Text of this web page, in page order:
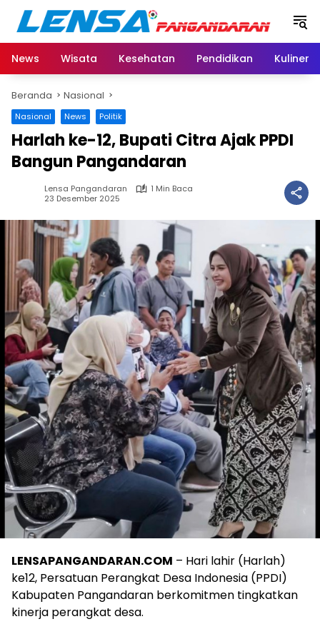
Langsung
konten
News
Wisata Kesehatan Pendidikan Kuliner
Beranda Nasional
Nasional News Politik
Harlah ke-12, Bupati Citra Ajak PPDI
Bangun Pangandaran
Lensa Pangandaran
1 Min Baca
23 Desember 2025
LENSAPANGANDARAN.COM – Hari lahir (Harlah)
ke12, Persatuan Perangkat Desa Indonesia (PPDI)
Kabupaten Pangandaran berkomitmen tingkatkan
kinerja perangkat desa.